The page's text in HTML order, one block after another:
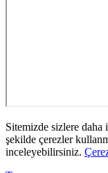
Sitemizde sizlere
şekilde çerezler
inceleyebilirsiniz.